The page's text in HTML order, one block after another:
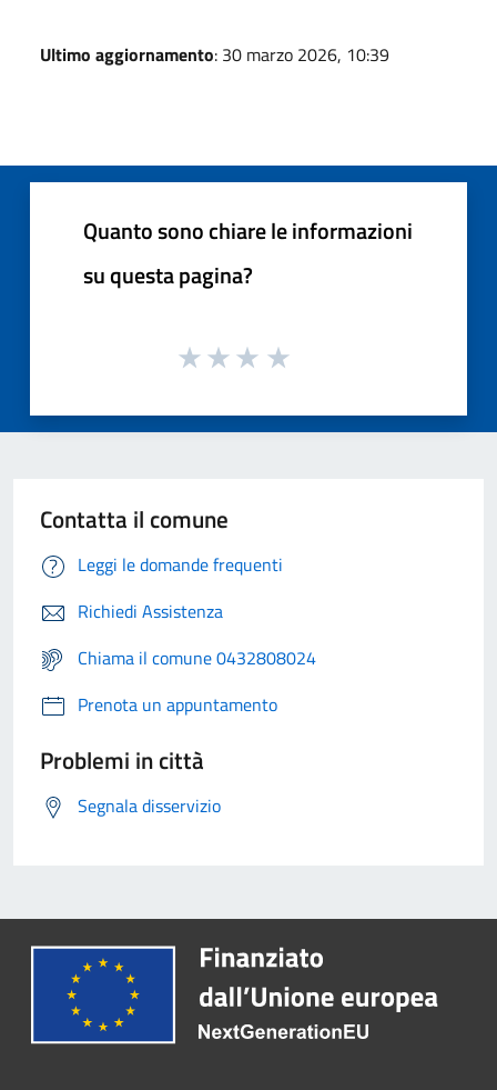
Ultimo aggiornamento: 30 marzo 2026, 10:39
Quanto sono chiare le informazioni
su questa pagina?
Contatta il comune
Leggi le domande frequenti
Richiedi Assistenza
Chiama il comune 0432808024
Prenota un appuntamento
Problemi in città
Segnala disservizio